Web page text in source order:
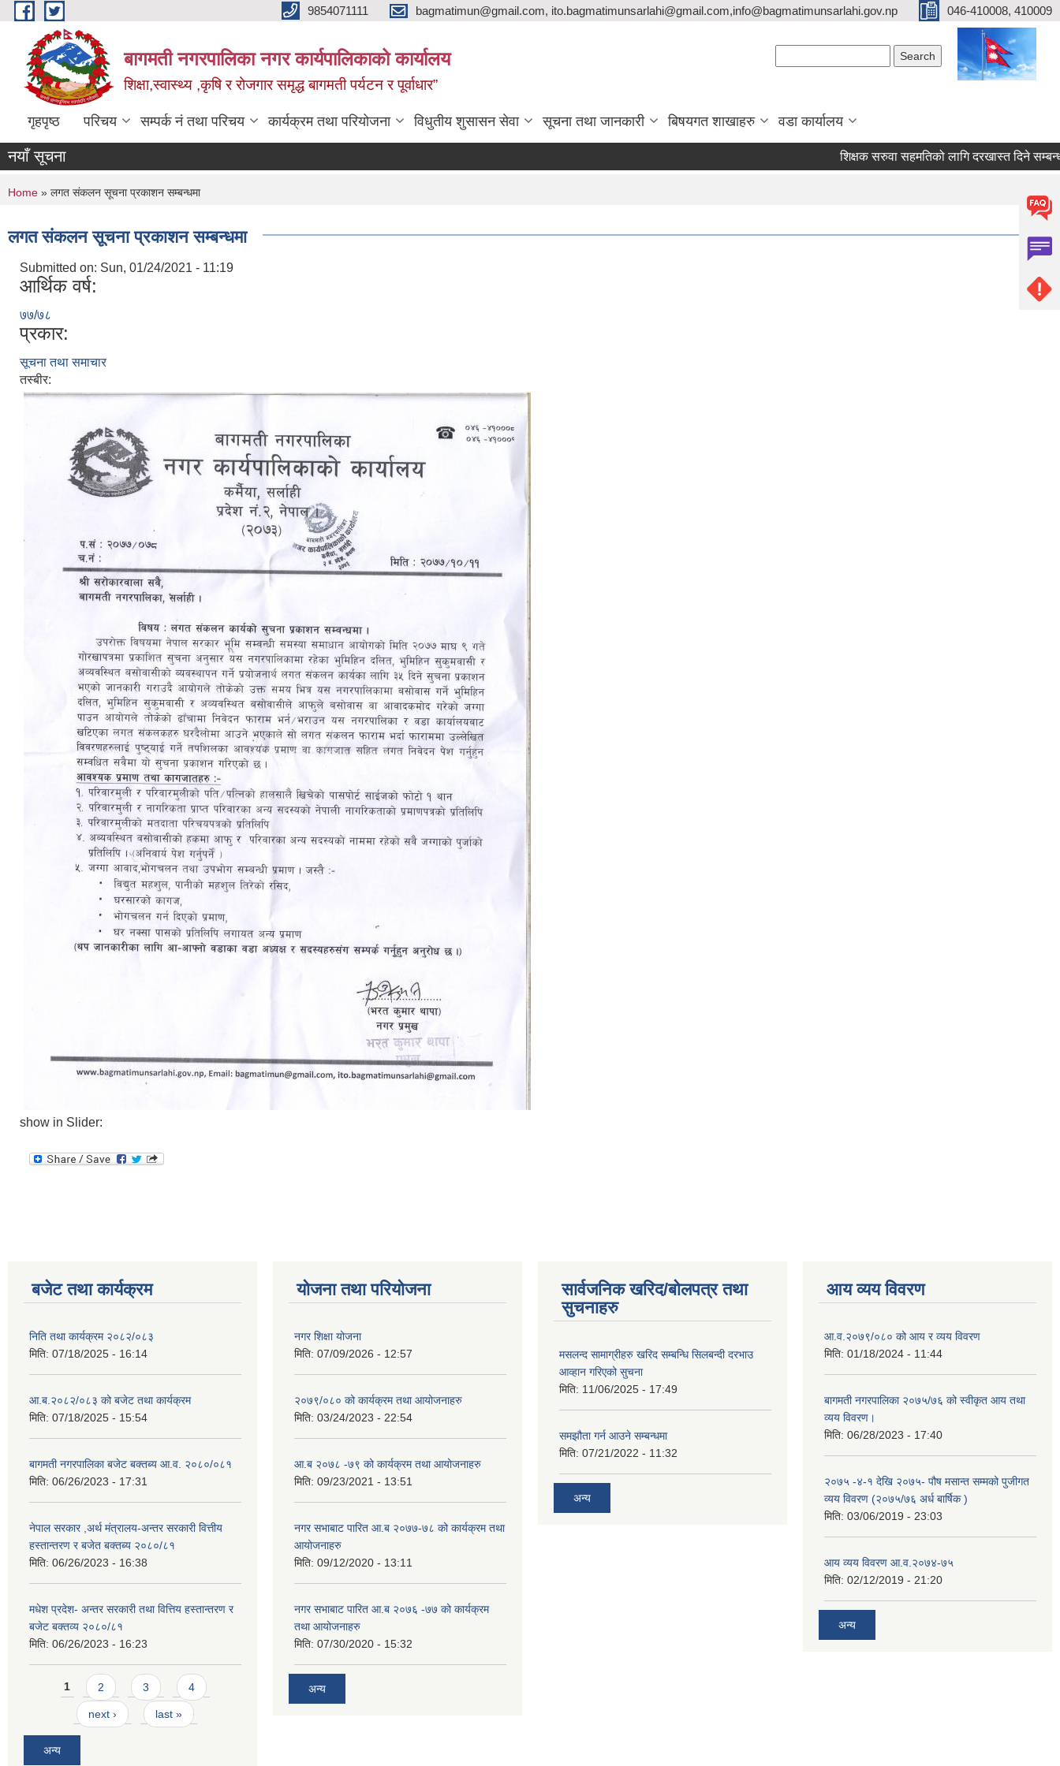
Skip to main content 9854071111 bagmatimun@gmail.com, ito.bagmatimunsarlahi@gmail.com,info@bagmatimunsarlahi.gov.np 046-410008, 410009
बागमती नगरपालिका नगर कार्यपालिकाको कार्यालय
शिक्षा,स्वास्थ्य ,कृषि र रोजगार समृद्ध बागमती पर्यटन र पूर्वाधार”
गृहपृष्ठ परिचय सम्पर्क नं तथा परिचय कार्यक्रम तथा परियोजना विधुतीय शुसासन सेवा सूचना तथा जानकारी बिषयगत शाखाहरु वडा कार्यालय
नयाँ सूचना शिक्षक सरुवा सहमतिको लागि दरखास्त दिने
You are here
Home » लगत संकलन सूचना प्रकाशन सम्बन्धमा
लगत संकलन सूचना प्रकाशन सम्बन्धमा
Submitted on: Sun, 01/24/2021 - 11:19
आर्थिक वर्ष:
७७/७८
प्रकार:
सूचना तथा समाचार
तस्बीर:
show in Slider:
बजेट तथा कार्यक्रम
निति तथा कार्यक्रम २०८२/०८३
मिति: 07/18/2025 - 16:14
आ.ब.२०८२/०८३ को बजेट तथा कार्यक्रम
मिति: 07/18/2025 - 15:54
बागमती नगरपालिका बजेट बक्तब्य आ.व. २०८०/०८१
मिति: 06/26/2023 - 17:31
नेपाल सरकार ,अर्थ मंत्रालय-अन्तर सरकारी वित्तीय
हस्तान्तरण र बजेत बक्तब्य २०८०/८१
मिति: 06/26/2023 - 16:38
मधेश प्रदेश- अन्तर सरकारी तथा वित्तिय हस्तान्तरण र
बजेट बक्तव्य २०८०/८१
मिति: 06/26/2023 - 16:23
Pages
1 2 3 4
next › last »
अन्य
योजना तथा परियोजना
नगर शिक्षा योजना
मिति: 07/09/2026 - 12:57
२०७९/०८० को कार्यक्रम तथा आयोजनाहरु
मिति: 03/24/2023 - 22:54
आ.ब २०७८ -७९ को कार्यक्रम तथा आयोजनाहरु
मिति: 09/23/2021 - 13:51
नगर सभाबाट पारित आ.ब २०७७-७८ को कार्यक्रम तथा
आयोजनाहरु
मिति: 09/12/2020 - 13:11
नगर सभाबाट पारित आ.ब २०७६ -७७ को कार्यक्रम
तथा आयोजनाहरु
मिति: 07/30/2020 - 15:32
अन्य
सार्वजनिक खरिद/बोलपत्र तथा
सुचनाहरु
मसलन्द सामाग्रीहरु खरिद सम्बन्धि सिलबन्दी दरभाउ
आव्हान गरिएको सुचना
मिति: 11/06/2025 - 17:49
समझौता गर्न आउने सम्बन्धमा
मिति: 07/21/2022 - 11:32
अन्य
आय व्यय विवरण
आ.व.२०७९/०८० को आय र व्यय विवरण
मिति: 01/18/2024 - 11:44
बागमती नगरपालिका २०७५/७६ को स्वीकृत आय तथा
व्यय विवरण।
मिति: 06/28/2023 - 17:40
२०७५ -४-१ देखि २०७५- पौष मसान्त सम्मको पुजीगत
व्यय विवरण (२०७५/७६ अर्ध बार्षिक )
मिति: 03/06/2019 - 23:03
आय व्यय विवरण आ.व.२०७४-७५
मिति: 02/12/2019 - 21:20
अन्य